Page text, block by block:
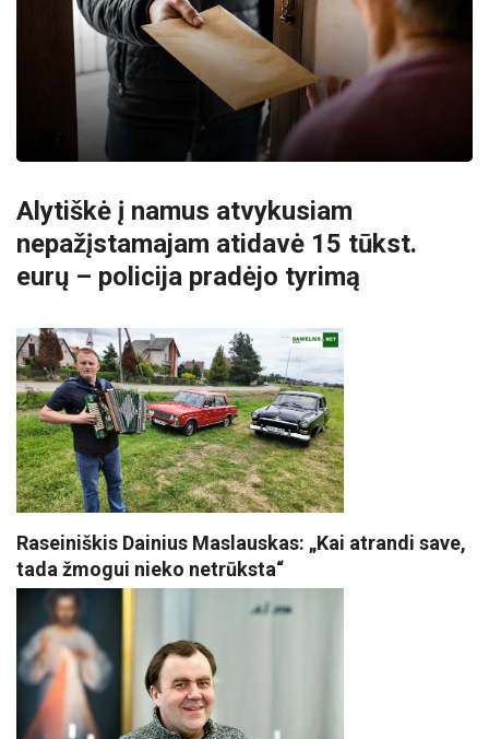
Alytiškė į namus atvykusiam
nepažįstamajam atidavė 15 tūkst.
eurų – policija pradėjo tyrimą
Raseiniškis Dainius Maslauskas: „Kai atrandi save,
tada žmogui nieko netrūksta“